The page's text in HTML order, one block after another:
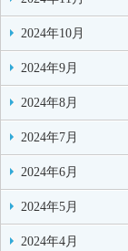
2024年10月
2024年9月
2024年8月
2024年7月
2024年6月
2024年5月
2024年4月